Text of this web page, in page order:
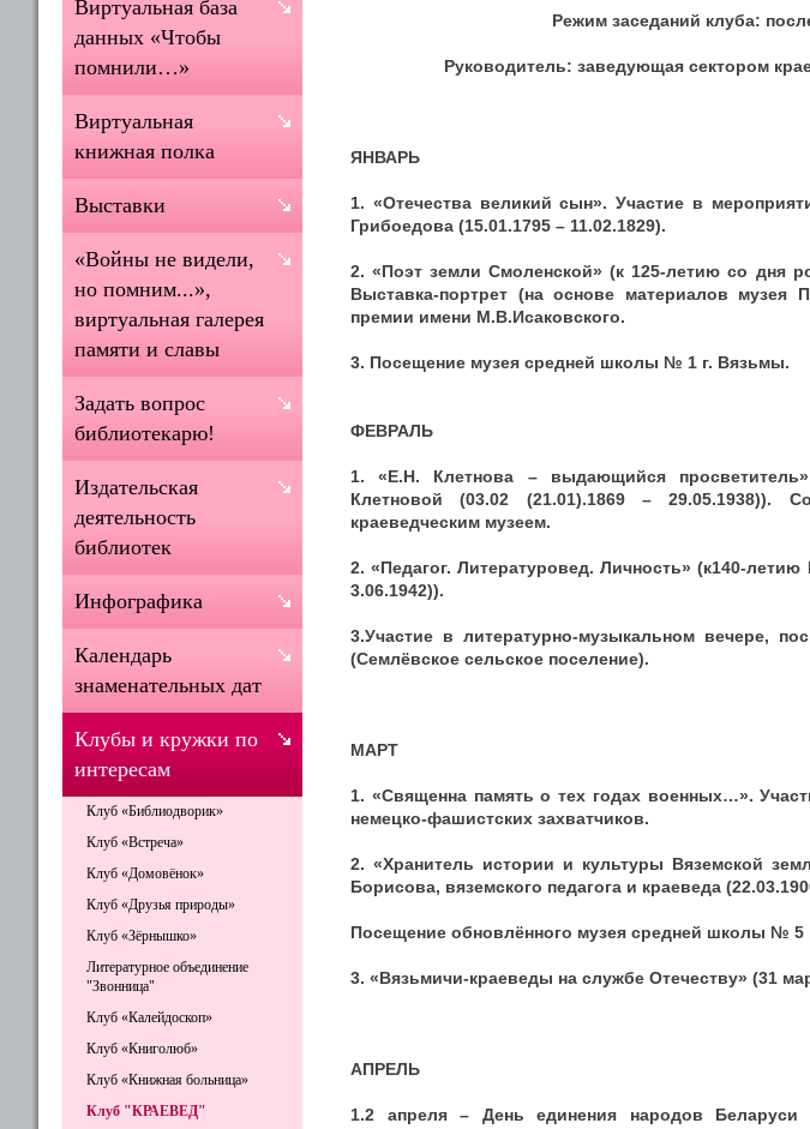
Режим заседаний клуба:
Руководитель: заведующая сектором
ЯНВАРЬ
1. «Отечества великий сын». Участие в
Грибоедова (15.01.1795 – 11.02.1829).
2. «Поэт земли Смоленской» (к 125-летию со дня
Выставка-портрет (на основе материалов музея
премии имени М.В.Исаковского.
3. Посещение музея средней школы № 1 г. Вязьмы.
ФЕВРАЛЬ
1. «Е.Н. Клетнова – выдающийся
Клетновой (03.02 (21.01).1869 – 29.05.1938)).
краеведческим музеем.
2. «Педагог. Литературовед. Личность» (к140-
3.06.1942)).
3.Участие в литературно-музыкальном вечере,
(Семлёвское сельское поселение).
МАРТ
1. «Священна память о тех годах военных…».
немецко-фашистских захватчиков.
2. «Хранитель истории и культуры Вяземской
Борисова, вяземского педагога и краеведа
Посещение обновлённого музея средней школы № 5
3. «Вязьмичи-краеведы на службе Отечеству» (31
АПРЕЛЬ
1.2 апреля – День единения народов
Виртуальная база
данных «Чтобы
помнили…»
Виртуальная
книжная полка
Выставки
«Войны не видели,
но помним...»,
виртуальная галерея
памяти и славы
Задать вопрос
библиотекарю!
Издательская
деятельность
библиотек
Инфографика
Календарь
знаменательных дат
Клубы и кружки по
интересам
Клуб «Библиодворик»
Клуб «Встреча»
Клуб «Домовёнок»
Клуб «Друзья природы»
Клуб «Зёрнышко»
Литературное объединение
"Звонница"
Клуб «Калейдоскоп»
Клуб «Книголюб»
Клуб «Книжная больница»
Клуб "КРАЕВЕД"